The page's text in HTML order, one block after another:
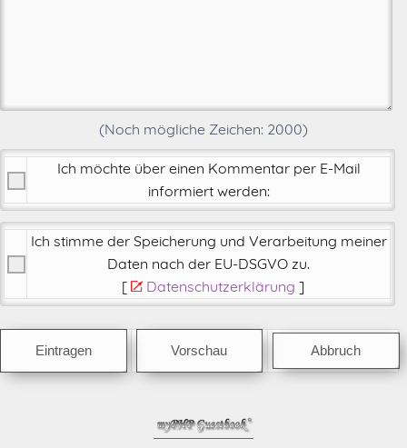
(Noch mögliche Zeichen: 2000)
Ich möchte über einen Kommentar per E-Mail
informiert werden:
Ich stimme der Speicherung und Verarbeitung meiner
Daten nach der EU-DSGVO zu.
[
Datenschutzerklärung ]
Abbruch